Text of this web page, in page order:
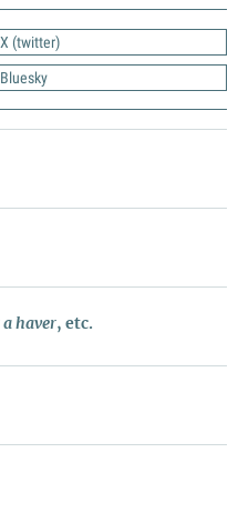
X (twitter)
Bluesky
a haver, etc.